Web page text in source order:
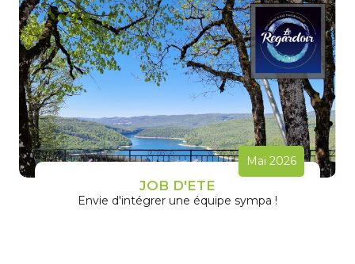
Mai 2026
JOB D'ETE
Envie d'intégrer une équipe sympa !